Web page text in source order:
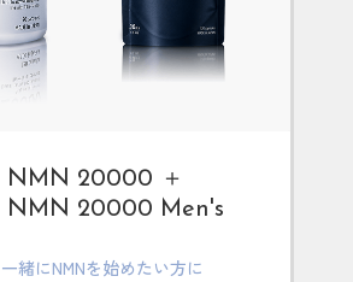
NMN 20000 ＋
NMN 20000 Men's
緒にNMNを始めたい方に